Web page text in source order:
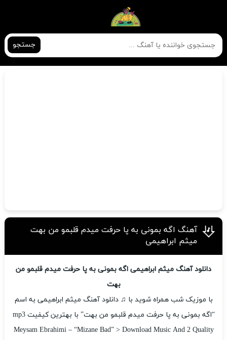
جستجو
آهنگ اگه بمونی به پا حرفت میدم قلبمو من بهت
میثم ابراهیمی
دانلود آهنگ میثم ابراهیمی اگه بمونی به پا حرفت میدم قلبمو من
بهت
با موزیک شب همراه شوید با ♫ دانلود آهنگ میثم ابراهیمی به اسم
“اگه بمونی به پا حرفت میدم قلبمو من بهت” با بهترین کیفیت mp3
Meysam Ebrahimi – “Mizane Bad” > Download Music And 2 Quality